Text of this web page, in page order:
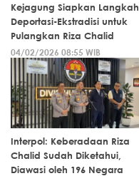
Kejagung Siapkan Langkah
Deportasi-Ekstradisi untuk
Pulangkan Riza Chalid
04/02/2026 08:55 WIB
Interpol: Keberadaan Riza
Chalid Sudah Diketahui,
Diawasi oleh 196 Negara